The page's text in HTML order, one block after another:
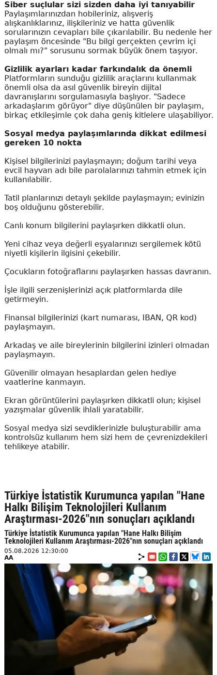
Siber suçlular sizi sizden daha iyi tanıyabilir
Paylaşımlarınızdan hobileriniz, alışveriş
alışkanlıklarınız, ilişkileriniz ve hatta güvenlik
sorularınızın cevapları bile çıkarılabilir. Bu nedenle her
paylaşım öncesinde "Bu bilgi gerçekten çevrim içi
olmalı mı?" sorusunu sormak büyük önem taşıyor.
Gizlilik ayarları kadar farkındalık da önemli
Platformların sunduğu gizlilik araçlarını kullanmak
önemli olsa da asıl güvenlik bireyin dijital
davranışlarını sorgulamasıyla başlıyor. "Sadece
arkadaşlarım görüyor" diye düşünülen bir paylaşım,
birkaç etkileşimle çok daha geniş kitlelere ulaşabiliyor.
Sosyal medya paylaşımlarında dikkat edilmesi
gereken 10 nokta
Kişisel bilgilerinizi paylaşmayın; doğum tarihi veya
evcil hayvan adı bile parolalarınızı tahmin etmek için
kullanılabilir.
Tatil planlarınızı detaylı şekilde paylaşmayın; evinizin
boş olduğunu gösterebilir.
Canlı konum bilgilerini paylaşırken dikkatli olun.
Yeni cihaz veya değerli eşyalarınızı sergilemek kötü
niyetli kişilerin ilgisini çekebilir.
Çocukların fotoğraflarını paylaşırken hassas davranın.
İşle ilgili serzenişlerinizi açık platformlarda dile
getirmeyin.
Finansal bilgilerinizi (kart numarası, IBAN, QR kod)
paylaşmayın.
Arkadaş ve aile bireylerinin bilgilerini izinleri olmadan
paylaşmayın.
Güvenilir olmayan hesaplardan gelen hediye
vaatlerine kanmayın.
Ekran görüntülerini paylaşırken dikkatli olun; kişisel
yazışmalar güvenlik ihlali yaratabilir.
Sosyal medya sizi sevdiklerinizle buluşturabilir ama
kontrolsüz kullanım hem sizi hem de çevrenizdekileri
tehlikeye atabilir.
Türkiye İstatistik Kurumunca yapılan "Hane
Halkı Bilişim Teknolojileri Kullanım
Araştırması-2026"nın sonuçları açıklandı
Türkiye İstatistik Kurumunca yapılan "Hane Halkı Bilişim
Teknolojileri Kullanım Araştırması-2026"nın sonuçları açıklandı
05.08.2026 12:30:00
AA